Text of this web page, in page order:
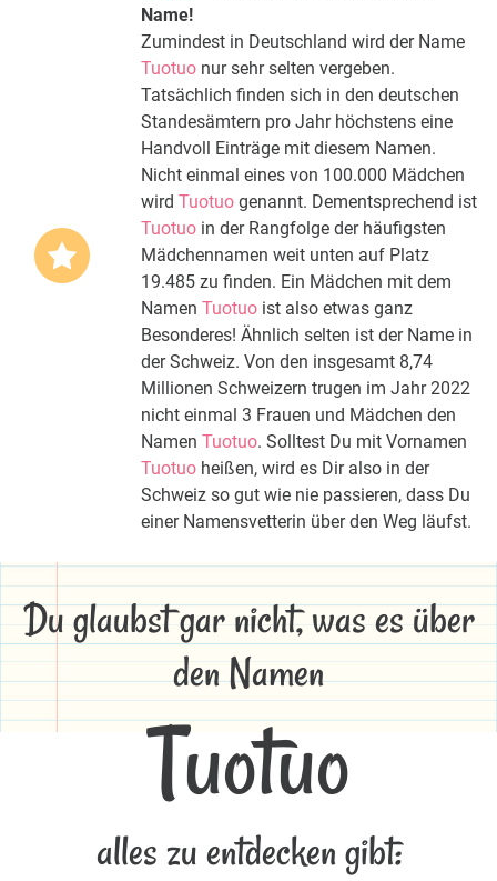
Name!
Zumindest in Deutschland wird der Name
Tuotuo nur sehr selten vergeben.
Tatsächlich finden sich in den deutschen
Standesämtern pro Jahr höchstens eine
Handvoll Einträge mit diesem Namen.
Nicht einmal eines von 100.000 Mädchen
wird Tuotuo genannt. Dementsprechend ist
Tuotuo in der Rangfolge der häufigsten
Mädchennamen weit unten auf Platz
19.485 zu finden. Ein Mädchen mit dem
Namen Tuotuo ist also etwas ganz
Besonderes! Ähnlich selten ist der Name in
der Schweiz. Von den insgesamt 8,74
Millionen Schweizern trugen im Jahr 2022
nicht einmal 3 Frauen und Mädchen den
Namen Tuotuo. Solltest Du mit Vornamen
Tuotuo heißen, wird es Dir also in der
Schweiz so gut wie nie passieren, dass Du
einer Namensvetterin über den Weg läufst.
Du glaubst gar nicht, was es über
den Namen
Tuotuo
alles zu entdecken gibt: